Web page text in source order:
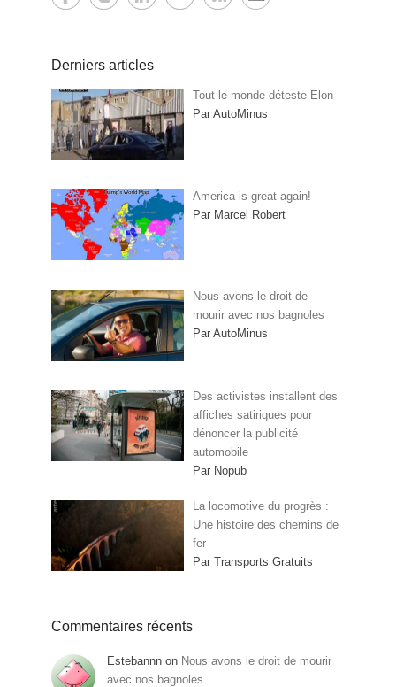
Derniers articles
Tout le monde déteste Elon
Par AutoMinus
America is great again!
Par Marcel Robert
Nous avons le droit de
mourir avec nos bagnoles
Par AutoMinus
Des activistes installent des
affiches satiriques pour
dénoncer la publicité
automobile
Par Nopub
La locomotive du progrès :
Une histoire des chemins de
fer
Par Transports Gratuits
Commentaires récents
Estebannn on Nous avons le droit de mourir
avec nos bagnoles